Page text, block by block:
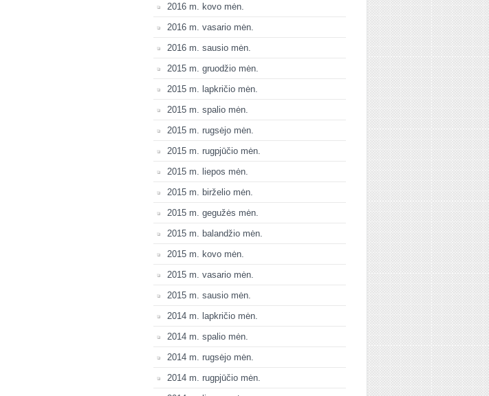
2016 m. kovo mėn.
2016 m. vasario mėn.
2016 m. sausio mėn.
2015 m. gruodžio mėn.
2015 m. lapkričio mėn.
2015 m. spalio mėn.
2015 m. rugsėjo mėn.
2015 m. rugpjūčio mėn.
2015 m. liepos mėn.
2015 m. birželio mėn.
2015 m. gegužės mėn.
2015 m. balandžio mėn.
2015 m. kovo mėn.
2015 m. vasario mėn.
2015 m. sausio mėn.
2014 m. lapkričio mėn.
2014 m. spalio mėn.
2014 m. rugsėjo mėn.
2014 m. rugpjūčio mėn.